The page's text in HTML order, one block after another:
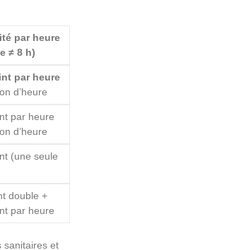
par heure
≠ 8 h)
par heure
d’heure
par heure
d’heure
(une seule
double +
par heure
sanitaires et